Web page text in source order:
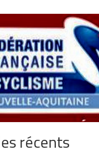
récents